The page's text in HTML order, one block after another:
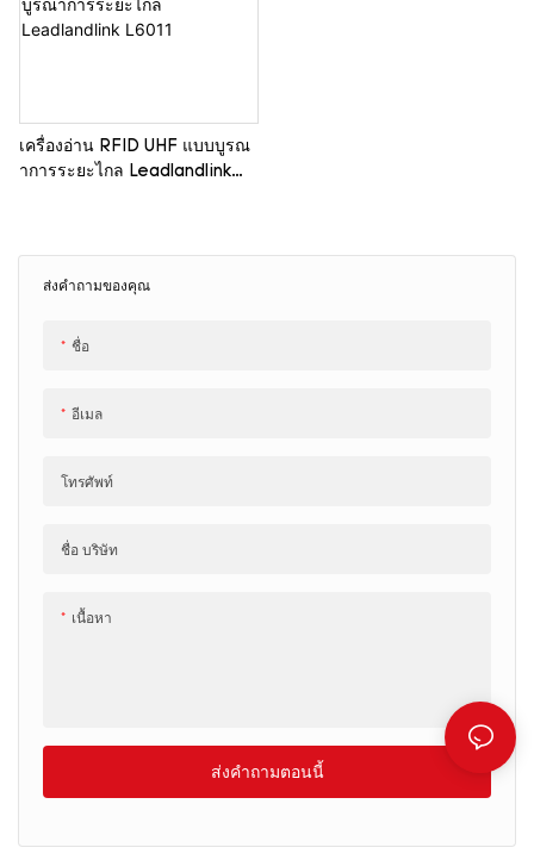
ส่งคำถามของคุณ
ชื่อ
อีเมล
โทรศัพท์
ชื่อ บริษัท
เนื้อหา
ส่งคำถามตอนนี้
เครื่องอ่าน RFID UHF แบบบูรณ
าการระยะไกล Leadlandlink